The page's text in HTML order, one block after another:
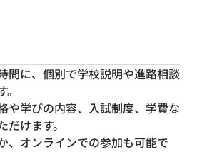
間に、個別で学校説明や進路相談
や学びの内容、入試制度、学費な
けます。
、オンラインでの参加も可能で